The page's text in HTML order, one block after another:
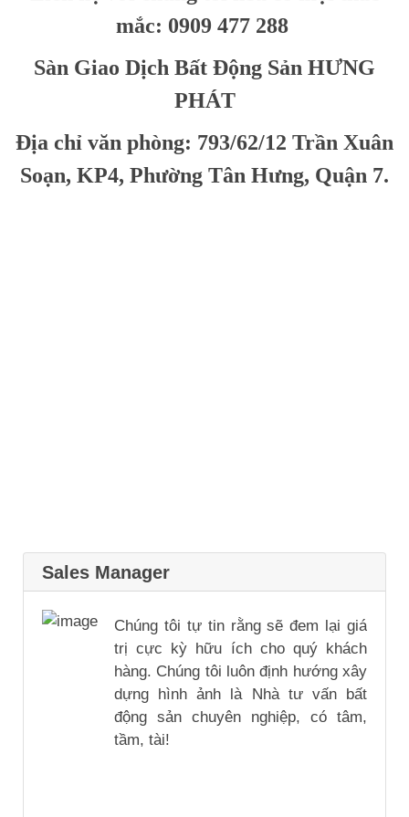
mắc: 0909 477 288
Sàn Giao Dịch Bất Động Sản HƯNG
PHÁT
Địa chỉ văn phòng: 793/62/12 Trần Xuân
Soạn, KP4, Phường Tân Hưng, Quận 7.
Sales Manager
Chúng tôi tự tin rằng sẽ đem lại giá
trị cực kỳ hữu ích cho quý khách
hàng. Chúng tôi luôn định hướng xây
dựng hình ảnh là Nhà tư vấn bất
động sản chuyên nghiệp, có tâm,
tầm, tài!